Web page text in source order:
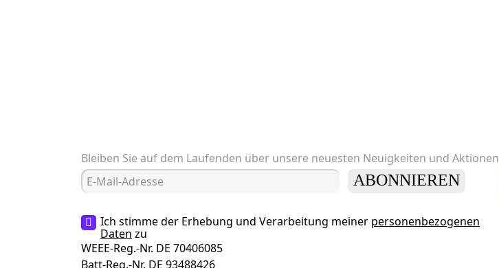
Bleiben Sie auf dem Laufenden über unsere neuesten Neuigkeiten und Aktionen
Ich stimme der Erhebung und Verarbeitung meiner personenbezogenen
Daten zu
ABONNIEREN
WEEE-Reg.-Nr. DE 70406085
Batt-Reg.-Nr. DE 93488426